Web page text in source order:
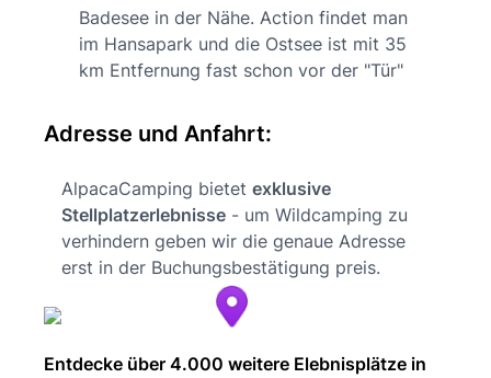
Badesee in der Nähe. Action findet man
im Hansapark und die Ostsee ist mit 35
km Entfernung fast schon vor der "Tür"
Adresse und Anfahrt:
AlpacaCamping bietet exklusive
Stellplatzerlebnisse - um Wildcamping zu
verhindern geben wir die genaue Adresse
erst in der Buchungsbestätigung preis.
Entdecke über 4.000 weitere Elebnisplätze in